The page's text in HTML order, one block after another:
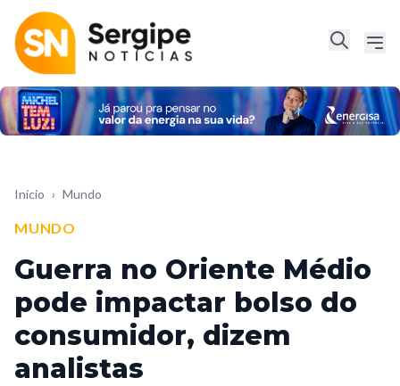
Início › Mundo
MUNDO
Guerra no Oriente Médio
pode impactar bolso do
consumidor, dizem
analistas